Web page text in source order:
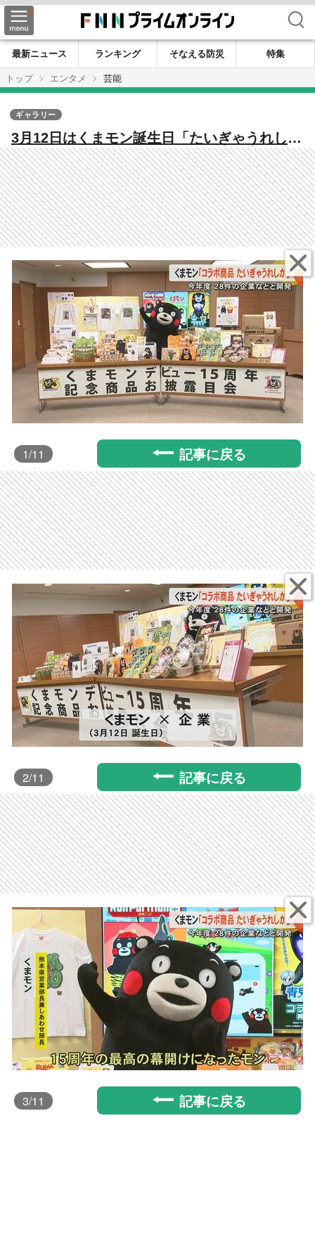
検索
最新ニュース ランキング そなえる防災
特集
トップ
エンタメ 芸能
3月12日はくまモン誕生日「たいぎゃうれしか
モン」15周年でグッズ大集合 ジュースにお
にぎり カップラーメンにミニ四駆も
ギャラリー
1/11 記事に戻る
2/11 記事に戻る
3/11 記事に戻る